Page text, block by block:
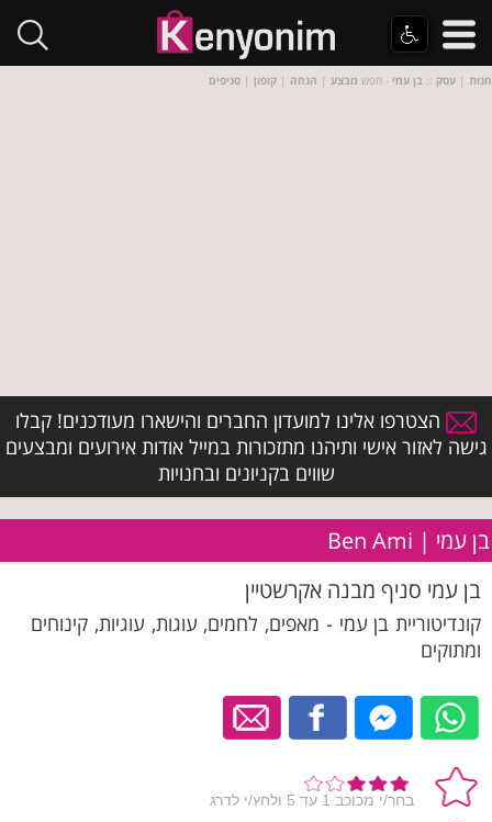
חנות | עסק :: בן עמי - חפש מבצע | הנחה | קופון | סניפים
הצטרפו אלינו למועדון החברים והישארו מעודכנים! קבלו
גישה לאזור אישי ותיהנו מתזכורות במייל אודות אירועים ומבצעים
שווים בקניונים ובחנויות
בן עמי | Ben Ami
בן עמי סניף מבנה אקרשטיין
קונדיטוריית בן עמי - מאפים, לחמים, עוגות, עוגיות, קינוחים
ומתוקים